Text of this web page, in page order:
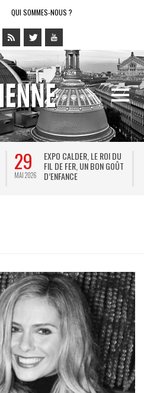
QUI SOMMES-NOUS ?
29
MAI 2026
EXPO CALDER, LE ROI DU
FIL DE FER, UN BON GOÛT
D’ENFANCE